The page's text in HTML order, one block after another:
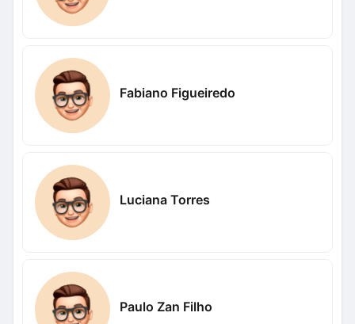
Fabiano Figueiredo
Luciana Torres
Paulo Zan Filho